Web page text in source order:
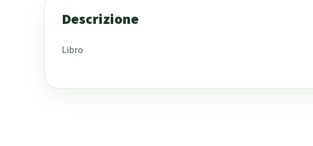
Descrizione
Libro